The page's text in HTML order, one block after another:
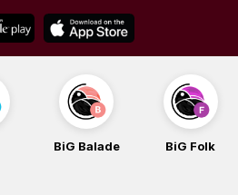
BiG Balade BiG Folk